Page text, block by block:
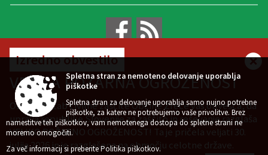
Izredno obvestilo
VELIKA POŽARNA OGROŽENOST
Občinski štab civilne zaščite Občine Zreče vas obvešča, da
uprava republike Slovenije za zaščito in reševanje razglaša
VELIKO POŽARNO OGROŽENOST! Ta je pričela veljati 30.
julija 2026 in je razglašena na območju celotne države.
VREMENSKA NAPOVED
Zasnova, izvedba in vzdrževanje: Sigmateh d.o.o.
Splošni pogoji spletne strani | Center za varstvo osebnih podatkov
Spletna stran za nemoteno delovanje uporablja
piškotke
Spletna stran za delovanje uporablja samo nujno potrebne
piškotke, za katere ne potrebujemo vaše privolitve. Brez
namestitve teh piškotkov, vam nemotenega dostopa do spletne strani ne
moremo omogočiti.
Za več informacij si preberitePolitika piškotkov.